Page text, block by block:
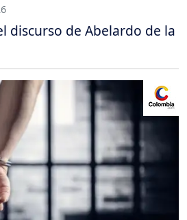
discurso de Abelardo de la